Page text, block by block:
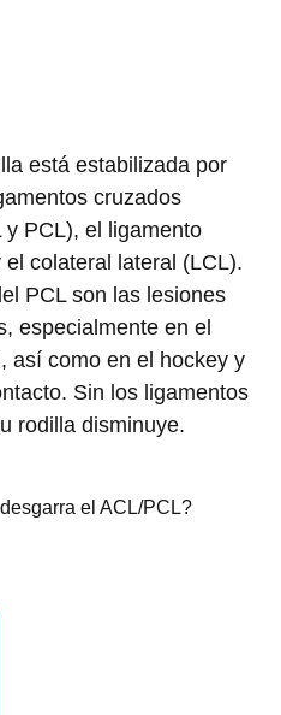
está estabilizada por
cruzados
PCL), el ligamento
colateral lateral (LCL).
PCL son las lesiones
especialmente en el
así como en el hockey y
Sin los ligamentos
rodilla disminuye.
el ACL/PCL?